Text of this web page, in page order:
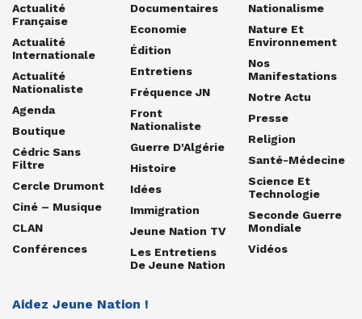
Actualité
Française
Actualité
Internationale
Actualité
Nationaliste
Agenda
Boutique
Cédric Sans
Filtre
Cercle Drumont
Ciné – Musique
CLAN
Conférences
Documentaires
Economie
Édition
Entretiens
Fréquence JN
Front
Nationaliste
Guerre D'Algérie
Histoire
Idées
Immigration
Jeune Nation TV
Les Entretiens
De Jeune Nation
Nationalisme
Nature Et
Environnement
Nos
Manifestations
Notre Actu
Presse
Religion
Santé-Médecine
Science Et
Technologie
Seconde Guerre
Mondiale
Vidéos
Aidez Jeune Nation !